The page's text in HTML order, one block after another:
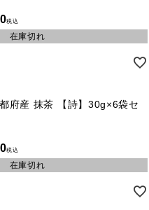
税込
在庫切れ
府産 抹茶 【詩】30g×6袋セ
税込
在庫切れ